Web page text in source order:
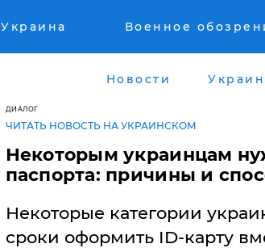
Украина Военное
Новости
ДИАЛОГ
ЧИТАТЬ НОВОСТЬ НА УКРАИНСКОМ
Некоторым украинцам
паспорта: причины и
Некоторые категории
сроки оформить ID-карту